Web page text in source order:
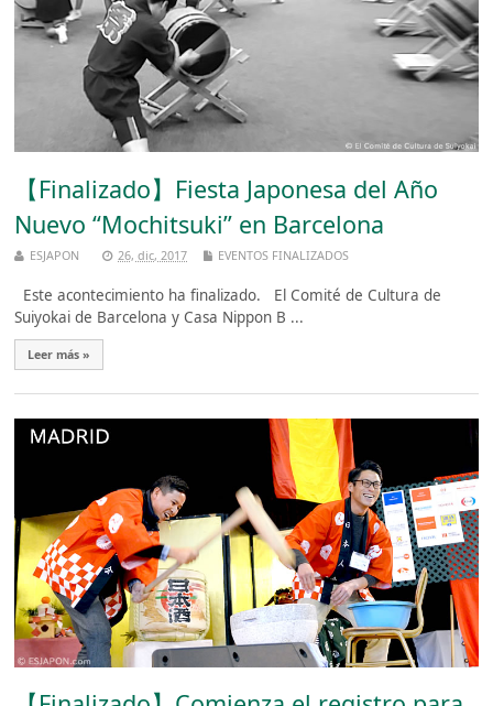
【Finalizado】Fiesta Japonesa del Año
Nuevo “Mochitsuki” en Barcelona
ESJAPON 26, dic, 2017 EVENTOS FINALIZADOS
Este acontecimiento ha finalizado. El Comité de Cultura de
Suiyokai de Barcelona y Casa Nippon B ...
Leer más »